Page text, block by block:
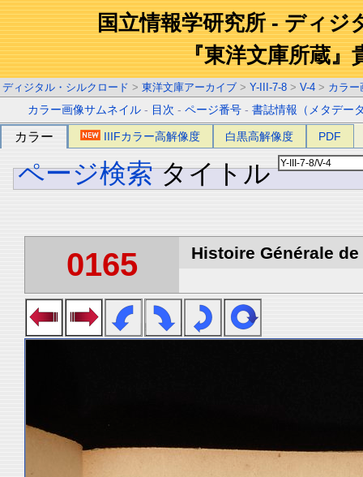
国立情報学研究所 - ディジ
『東洋文庫所蔵』
ディジタル・シルクロード > 東洋文庫アーカイブ > Y-III-7-8 > V-4 > カラー
カラー画像サムネイル - 目次 -ページ番号 -書誌情報（メタデー
カラー IIIFカラー高解像度 白黒高解像度 PDF
ページ検索 タイトル
0165 Histoire Générale